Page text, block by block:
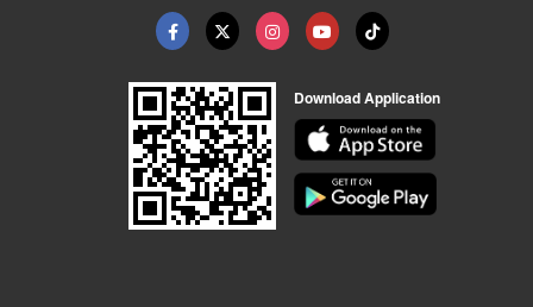
Download Application